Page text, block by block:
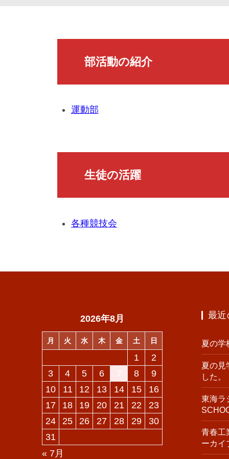
年
部活動の紹介
運動部
生徒の活躍
各種競技会
2026年8月
月 火 水 木 金 土 日
1
2
3
4 5 6 8
9
10
11 12 13 14 15
16
17
18 19 20 21 22
23
24
25 26 27 28 29
30
31
« 7月
最
夏の学
夏の見
した。
東海ラ
青春工
ーカイ